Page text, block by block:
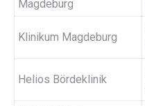
Magdeburg
Klinikum Magdeburg
Helios Bördeklinik